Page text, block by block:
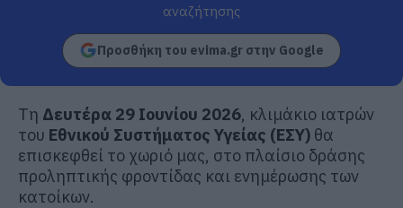
αναζήτησης
Προσθήκη του evima.gr στην Google
Τη Δευτέρα 29 Ιουνίου 2026, κλιμάκιο ιατρών
του Εθνικού Συστήματος Υγείας (ΕΣΥ) θα
επισκεφθεί το χωριό μας, στο πλαίσιο δράσης
προληπτικής φροντίδας και ενημέρωσης των
κατοίκων.